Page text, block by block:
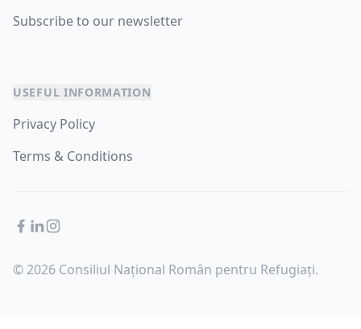
Subscribe to our newsletter
USEFUL INFORMATION
Privacy Policy
Terms & Conditions
Facebook
LinkedIn
Instagram
© 2026 Consiliul Național Român pentru Refugiați.